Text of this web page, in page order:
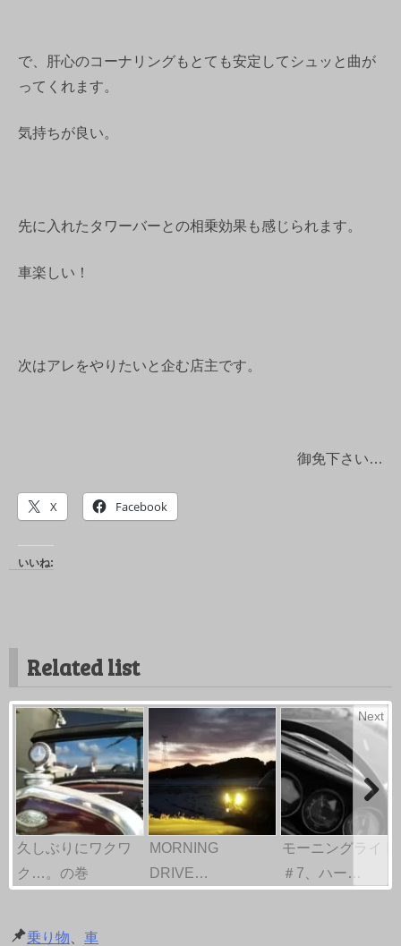
で、肝心のコーナリングもとても安定してシュッと曲が
ってくれます。
気持ちが良い。
先に入れたタワーバーとの相乗効果も感じられます。
車楽しい！
次はアレをやりたいと企む店主です。
御免下さい…
X Facebook
いいね:
Related list
久しぶりにワクワ
ク…。の巻
MORNING
DRIVE…
モーニングライド
＃7、ハー…
Next
乗り物 車